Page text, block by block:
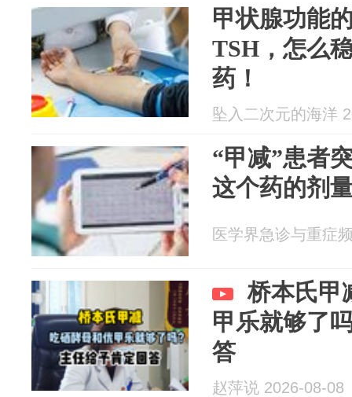
甲状腺功能
TSH，怎么
药！
坠入二次元的海洋
“甲减”患者
这个药的剂
医学界急诊与重症
桥本氏甲
甲乐就够了
答
赵萍说 2026-08-08